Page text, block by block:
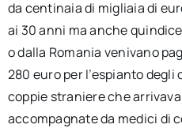
da centinaia di migliaia di
ai 30 anni ma anche
o dalla Romania venivano
280 euro per l’espianto
coppie straniere che
accompagnate da medici di